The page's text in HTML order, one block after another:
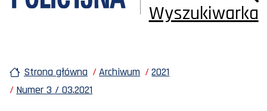
Wyszukiwarka
Strona główna Archiwum
2021
Numer 3 / 03.2021